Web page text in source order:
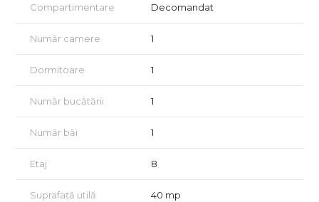
necesitand investitii minime pentru a deveni caminul perfect
pentru viitorul proprietar.
in comun, iar statia de metrou Academia Militara se afla la
aproximativ 15 minute pietonale.
De asemenea, in imediata apropiere se regasesc Prosper
Mall, Vulcan Center, supermarketuri precum Kaufland, Lidl,
Mega Image, Carrefour, dar si Parcul Sebastian, situat la doar
In cazul in care oferta noastra a reusit sa va capteze atentia, va
asteptam la o vizionare.
Compartimentare Decomandat
Număr camere 1
Dormitoare 1
Număr bucătării 1
Număr băi 1
Etaj 8
Suprafață utilă 40 mp